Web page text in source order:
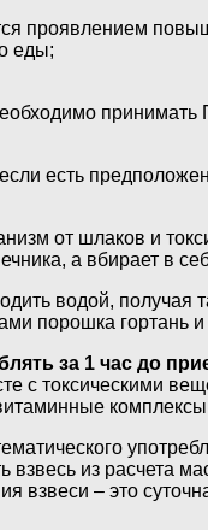
проявлением
еды;
есть
от шлаков и
а вбирает в
водой,
порошка гортань
за 1 час до
с токсическими
из расчета
взвеси – это